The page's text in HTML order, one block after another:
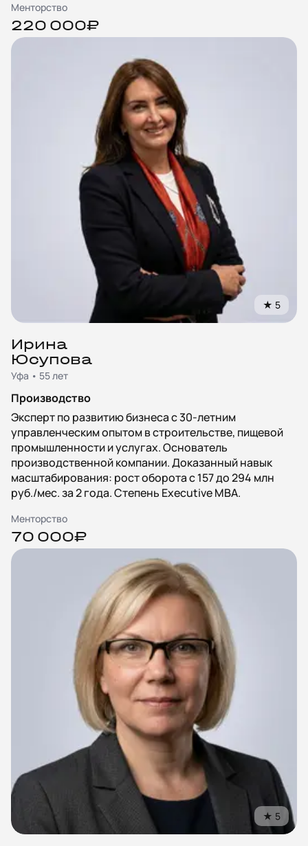
Менторство
220 000₽
★ 5
Ирина
Юсупова
Уфа • 55 лет
Производство
Эксперт по развитию бизнеса с 30-летним
управленческим опытом в строительстве, пищевой
промышленности и услугах. Основатель
производственной компании. Доказанный навык
масштабирования: рост оборота с 157 до 294 млн
руб./мес. за 2 года. Степень Executive MBA.
Менторство
70 000₽
★ 5